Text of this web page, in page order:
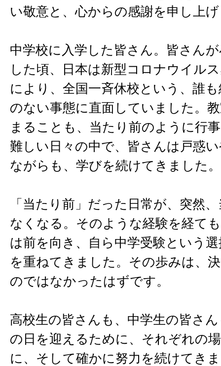
い敬意と、心からの感謝を申し上
中学校に入学した皆さん。皆さん
した頃、日本は新型コロナウイル
により、全国一斉休校という、誰
のない事態に直面していました。
まることも、当たり前のように行
難しい日々の中で、皆さんは戸惑
ながらも、学びを続けてきました。
「当たり前」だった日常が、突然
なくなる。そのような経験を経て
は前を向き、自ら中学受験という
を重ねてきました。その歩みは、
のではなかったはずです。
高校生の皆さんも、中学生の皆さ
の日を迎えるために、それぞれの
に、そして確かに努力を続けてき